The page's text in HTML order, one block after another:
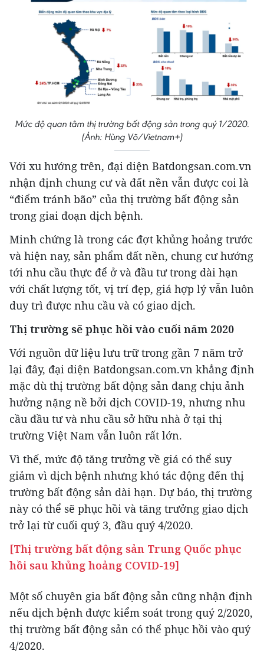
Mức độ quan tâm thị trường bất động sản trong quý 1/2020.
(Ảnh: Hùng Võ/Vietnam+)
Với xu hướng trên, đại diện Batdongsan.com.vn
nhận định chung cư và đất nền vẫn được coi là
“điểm tránh bão” của thị trường bất động sản
trong giai đoạn dịch bệnh.
Minh chứng là trong các đợt khủng hoảng trước
và hiện nay, sản phẩm đất nền, chung cư hướng
tới nhu cầu thực để ở và đầu tư trong dài hạn
với chất lượng tốt, vị trí đẹp, giá hợp lý vẫn luôn
duy trì được nhu cầu và có giao dịch.
Thị trường sẽ phục hồi vào cuối năm 2020
Với nguồn dữ liệu lưu trữ trong gần 7 năm trở
lại đây, đại diện Batdongsan.com.vn khẳng định
mặc dù thị trường bất động sản đang chịu ảnh
hưởng nặng nề bởi dịch COVID-19, nhưng nhu
cầu đầu tư và nhu cầu sở hữu nhà ở tại thị
trường Việt Nam vẫn luôn rất lớn.
Vì thế, mức độ tăng trưởng về giá có thể suy
giảm vì dịch bệnh nhưng khó tác động đến thị
trường bất động sản dài hạn. Dự báo, thị trường
này có thể sẽ phục hồi và tăng trưởng giao dịch
trở lại từ cuối quý 3, đầu quý 4/2020.
[Thị trường bất động sản Trung Quốc phục
hồi sau khủng hoảng COVID-19]
Một số chuyên gia bất động sản cũng nhận định
nếu dịch bệnh được kiểm soát trong quý 2/2020,
thị trường bất động sản có thể phục hồi vào quý
4/2020.